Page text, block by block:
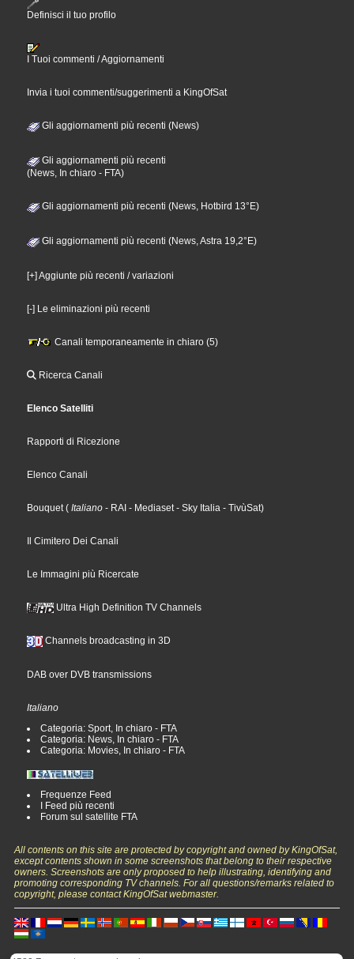
Definisci il tuo profilo
I Tuoi commenti / Aggiornamenti
Invia i tuoi commenti/suggerimenti a KingOfSat
Gli aggiornamenti più recenti (News)
Gli aggiornamenti più recenti
(News, In chiaro - FTA)
Gli aggiornamenti più recenti (News, Hotbird 13°E)
Gli aggiornamenti più recenti (News, Astra 19,2°E)
[+] Aggiunte più recenti / variazioni
[-] Le eliminazioni più recenti
Canali temporaneamente in chiaro (5)
Ricerca Canali
Elenco Satelliti
Rapporti di Ricezione
Elenco Canali
Bouquet ( Italiano - RAI - Mediaset - Sky Italia - TivùSat)
Il Cimitero Dei Canali
Le Immagini più Ricercate
Ultra High Definition TV Channels
Channels broadcasting in 3D
DAB over DVB transmissions
Italiano
Categoria: Sport, In chiaro - FTA
Categoria: News, In chiaro - FTA
Categoria: Movies, In chiaro - FTA
Frequenze Feed
I Feed più recenti
Forum sul satellite FTA
All contents on this site are protected by copyright and owned by KingOfSat,
except contents shown in some screenshots that belong to their respective
owners. Screenshots are only proposed to help illustrating, identifying and
promoting corresponding TV channels. For all questions/remarks related to
copyright, please contact KingOfSat webmaster.